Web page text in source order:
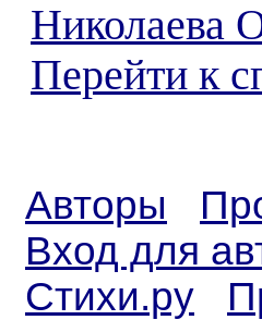
Николаева
Перейти к
Авторы
Вход для
Стихи.ру